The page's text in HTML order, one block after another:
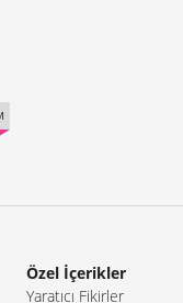
Özel İçerikler
Yaratıcı Fikirler